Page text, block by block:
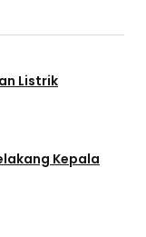
Listrik
Kepala